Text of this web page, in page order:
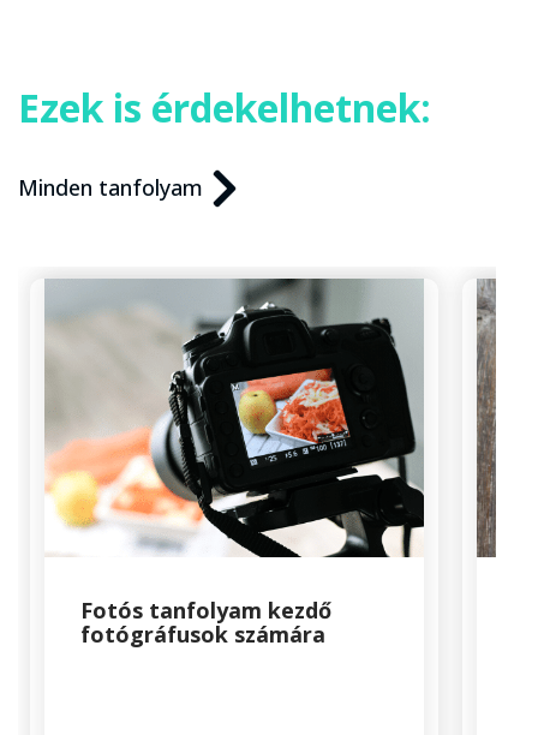
Ezek is érdekelhetnek:
Minden tanfolyam
Fotós tanfolyam kezdő
fotógráfusok számára